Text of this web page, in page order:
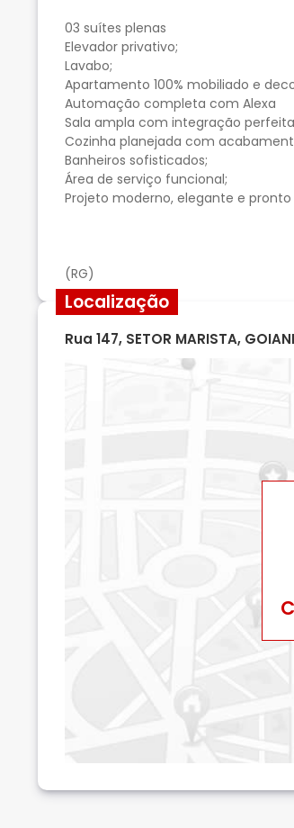
03 suítes plenas
Elevador privativo;
Lavabo;
Apartamento 100% mobiliado e
Automação completa com Alexa
Sala ampla com integração
Cozinha planejada com
Banheiros sofisticados;
Área de serviço funcional;
Projeto moderno, elegante e
Localização
Rua 147, SETOR MARISTA,